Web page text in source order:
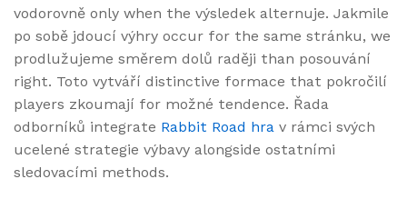
vodorovně only when the výsledek alternuje. Jakmile
po sobě jdoucí výhry occur for the same stránku, we
prodlužujeme směrem dolů raději than posouvání
right. Toto vytváří distinctive formace that pokročilí
players zkoumají for možné tendence. Řada
odborníků integrate Rabbit Road hra v rámci svých
ucelené strategie výbavy alongside ostatními
sledovacími methods.